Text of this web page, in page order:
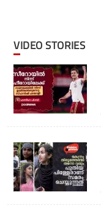
VIDEO STORIES